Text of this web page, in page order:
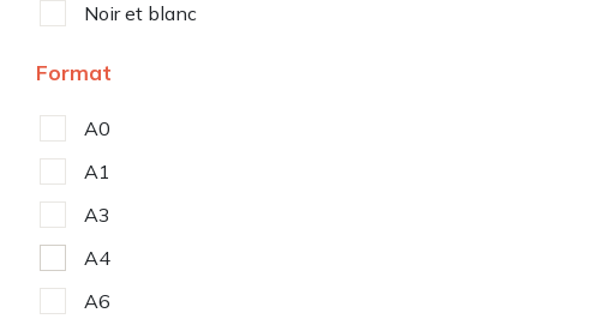
Noir et blanc
Format
A0
A1
A3
A4
A6